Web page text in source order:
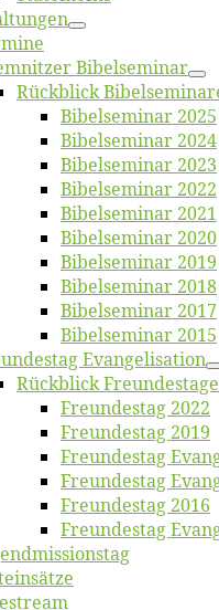
Bibelseminar
Rück­blick
Bi­bel­se­mi­nar 2025
Bi­bel­se­mi­nar 2024
Bi­bel­se­mi­nar 2023
Bi­bel­se­mi­nar 2022
Bi­bel­se­mi­nar 2021
Bi­bel­se­mi­nar 2020
Bi­bel­se­mi­nar 2019
Bi­bel­se­mi­nar 2018
Bibelsemi­nar 2017
Bibelsemi­nar 2015
Evangelisation
Rück­blick Freundestage
Freun­des­tag 2022
Freun­des­tag 2019
Freun­des­tag
Freun­des­tag
Freun­des­tag 2016
Freun­des­tag